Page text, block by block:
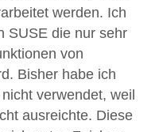
werden. Ich
SUSE die nur sehr
von
Bisher habe ich
verwendet, weil
ausreichte. Diese